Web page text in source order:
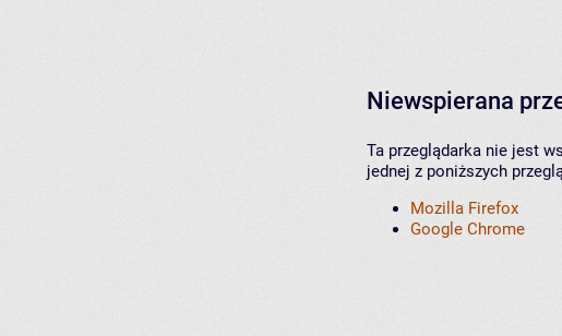
Niewspierana
Ta przeglądarka nie jest
jednej z poniższych
Mozilla Firefox
Google Chrome